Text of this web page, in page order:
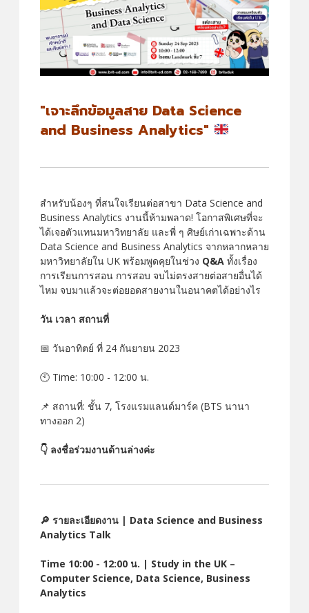
"เจาะลึกข้อมูลสาย Data Science
and Business Analytics"
สำหรับน้องๆ ที่สนใจเรียนต่อสาขา Data Science and
Business Analytics งานนี้ห้ามพลาด! โอกาสพิเศษที่จะ
ได้เจอตัวแทนมหาวิทยาลัย และพี่ ๆ ศิษย์เก่าเฉพาะด้าน
Data Science and Business Analytics จากหลากหลาย
มหาวิทยาลัยใน UK พร้อมพูดคุยในช่วง Q&A ทั้งเรื่อง
การเรียนการสอน การสอบ จบไม่ตรงสายต่อสายอื่นได้
ไหม จบมาแล้วจะต่อยอดสายงานในอนาคตได้อย่างไร
วัน เวลา สถานที่
📅 วันอาทิตย์ ที่ 24 กันยายน 2023
🕙 Time: 10:00 - 12:00 น.
📌 สถานที่: ชั้น 7, โรงแรมแลนด์มาร์ค (BTS นานา
ทางออก 2)
👇 ลงชื่อร่วมงานด้านล่างค่ะ
🔎 รายละเอียดงาน | Data Science and Business
Analytics Talk
Time 10:00 - 12:00 น. | Study in the UK –
Computer Science, Data Science, Business
Analytics